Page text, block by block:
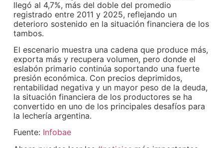
llegó al 4,7%, más del doble del promedio
registrado entre 2011 y 2025, reflejando un
deterioro sostenido en la situación financiera de los
tambos.
El escenario muestra una cadena que produce más,
exporta más y recupera volumen, pero donde el
eslabón primario continúa soportando una fuerte
presión económica. Con precios deprimidos,
rentabilidad negativa y un mayor peso de la deuda,
la situación financiera de los productores se ha
convertido en uno de los principales desafíos para
la lechería argentina.
Fuente: Infobae